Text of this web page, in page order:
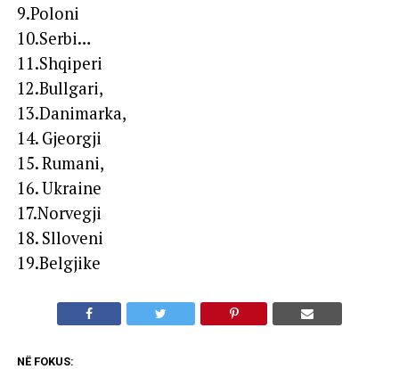
9.Poloni
10.Serbi…
11.Shqiperi
12.Bullgari,
13.Danimarka,
14. Gjeorgji
15. Rumani,
16. Ukraine
17.Norvegji
18. Slloveni
19.Belgjike
NË FOKUS: